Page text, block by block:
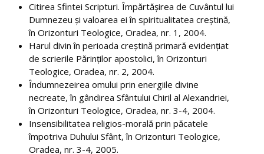
Burse
Tabere
Despre cazare
Oportunităţi carieră
Documente studenți
Ghid studenți
Citirea Sfintei Scripturi. Împărtăşirea de Cuvântul lui
Dumnezeu şi valoarea ei în spiritualitatea creştină,
în Orizonturi Teologice, Oradea, nr. 1, 2004.
Harul divin în perioada creştină primară evidenţiat
de scrierile Părinţilor apostolici, în Orizonturi
Teologice, Oradea, nr. 2, 2004.
Îndumnezeirea omului prin energiile divine
necreate, în gândirea Sfântului Chiril al Alexandriei,
în Orizonturi Teologice, Oradea, nr. 3-4, 2004.
Insensibilitatea religios-morală prin păcatele
împotriva Duhului Sfânt, în Orizonturi Teologice,
Oradea, nr. 3-4, 2005.